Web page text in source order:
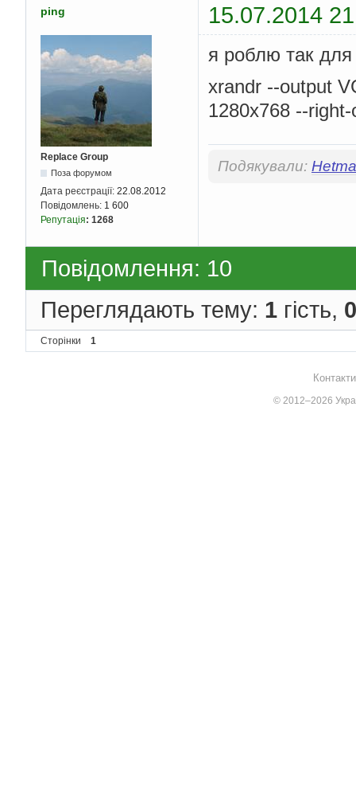
ping 15.07.2014
Replace Group
Поза форумом
Дата реєстрації: 22.08.2012
Повідомлень: 1 600
Репутація: 1268
я роблю так для
xrandr --output
1280x768 --
Подякували:
Повідомлення: 10
Переглядають тему: 1 гість, 0
Сторінки 1
© 2012–2026